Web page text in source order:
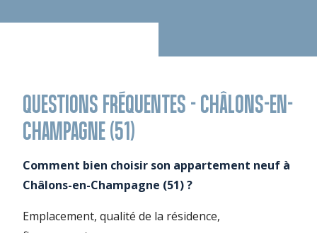
QUESTIONS FRÉQUENTES - CHÂLONS-EN-
CHAMPAGNE (51)
Comment bien choisir son appartement neuf à
Châlons-en-Champagne (51) ?
Emplacement, qualité de la résidence,